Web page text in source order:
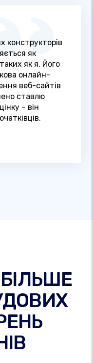
конструкторів
як
як я. Його
онлайн-
веб-сайтів
ставлю
– він